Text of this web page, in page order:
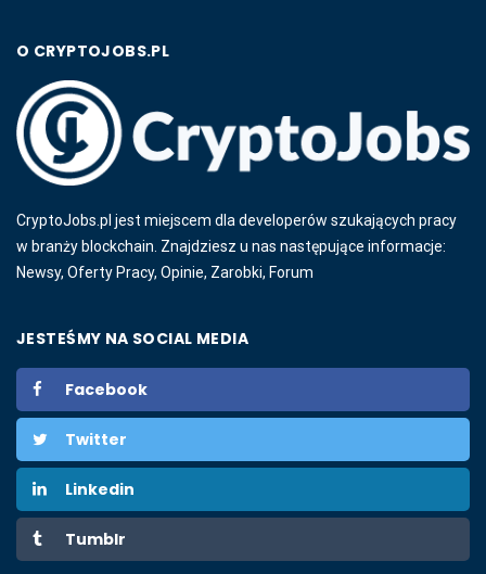
O CRYPTOJOBS.PL
CryptoJobs.pl jest miejscem dla developerów szukających pracy
w branży blockchain. Znajdziesz u nas następujące informacje:
Newsy, Oferty Pracy, Opinie, Zarobki, Forum
JESTEŚMY NA SOCIAL MEDIA
Facebook
Twitter
Linkedin
Tumblr